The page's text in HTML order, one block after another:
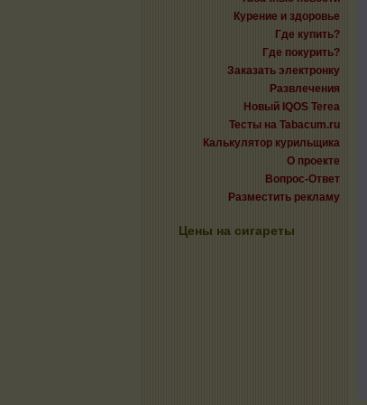
Курение и здоровье
Где купить?
Где покурить?
Заказать электронку
Развлечения
Новый IQOS Terea
Тесты на Tabacum.ru
Калькулятор курильщика
О проекте
Вопрос-Ответ
Разместить рекламу
Цены на сигареты